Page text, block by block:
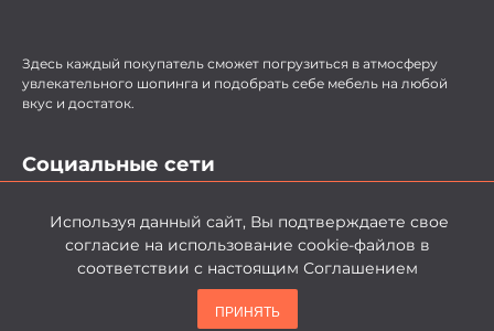
Здесь каждый покупатель сможет погрузиться в атмосферу
увлекательного шопинга и подобрать себе мебель на любой
вкус и достаток.
Социальные сети
политика конфиденциальности
© 2026, Мебельный Аутлет ГРАНД. Все права защищены.
Используя данный сайт, Вы подтверждаете свое
согласие на использование cookie-файлов в
соответствии с настоящим Соглашением
ПРИНЯТЬ